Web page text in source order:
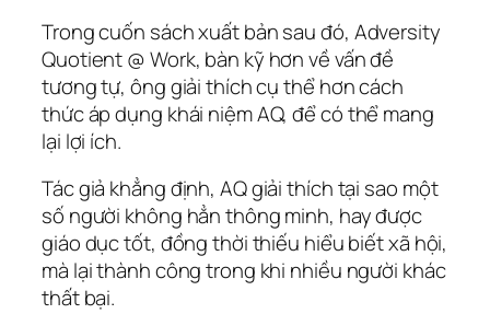
Trong cuốn sách xuất bản sau đó, Adversity
Quotient @ Work, bàn kỹ hơn về vấn đề
tương tự, ông giải thích cụ thể hơn cách
thức áp dụng khái niệm AQ, để có thể mang
lại lợi ích.
Tác giả khẳng định, AQ giải thích tại sao một
số người không hẳn thông minh, hay được
giáo dục tốt, đồng thời thiếu hiểu biết xã hội,
mà lại thành công trong khi nhiều người khác
thất bại.